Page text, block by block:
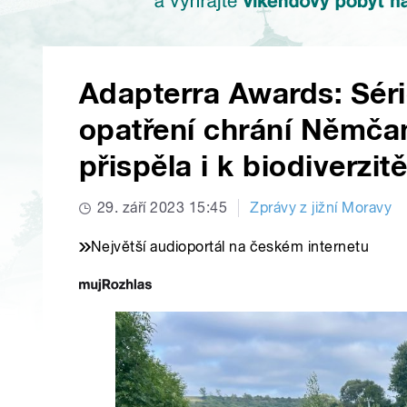
Adapterra Awards:
opatření chrání
přispěla i k biodiverzitě
29. září 2023 15:45 Zprávy z jižní Moravy
Největší audioportál na českém internetu